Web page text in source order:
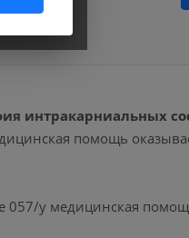
интракарниальных
помощь
у медицинская